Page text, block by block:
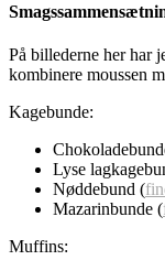
På billederne her har
kombinere moussen
Kagebunde:
Lyse
Nøddebund (
Mazarinbunde (
Muffins: